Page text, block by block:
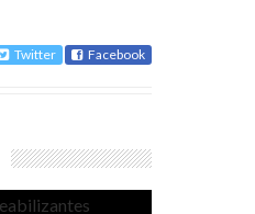
Twitter Facebook